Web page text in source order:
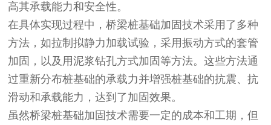
高其承载能力和安全性。
在具体实现过程中，桥梁桩基础加固技术采用了多种
方法，如拉制拟静力加载试验，采用振动方式的套管
加固，以及用泥浆钻孔方式加固等方法。这些方法通
过重新分布桩基础的承载力并增强桩基础的抗震、抗
滑动和承载能力，达到了加固效果。
虽然桥梁桩基础加固技术需要一定的成本和工期，但